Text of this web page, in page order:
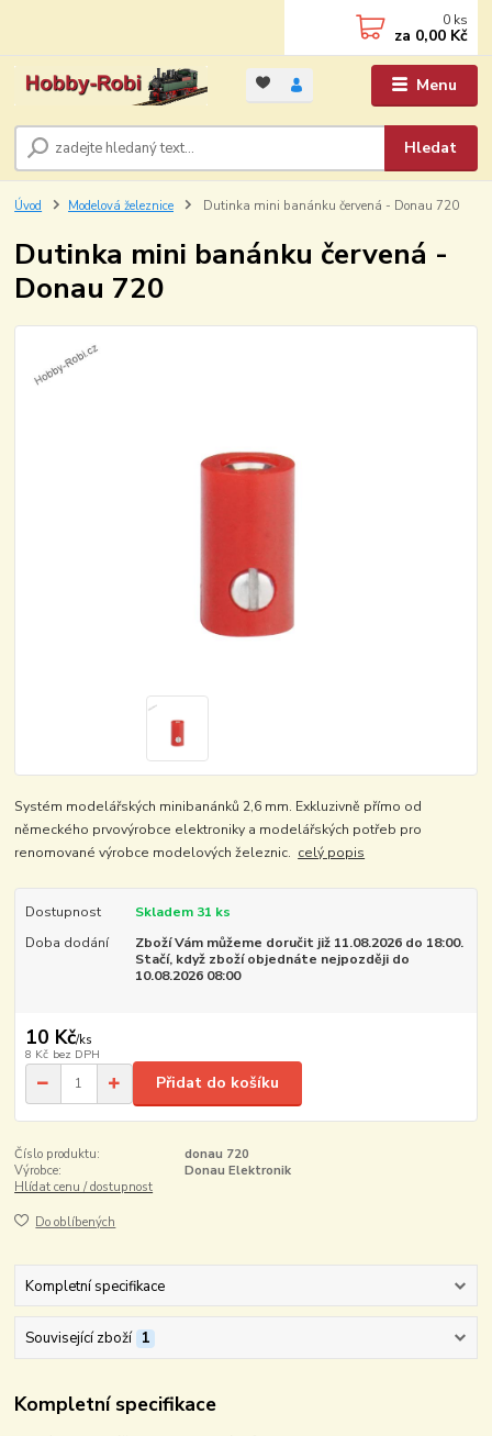
Menu
Hledat
0 ks
za 0,00 Kč
Úvod Modelová železnice Dutinka mini banánku červená - Donau 720
Dutinka mini banánku červená -
Donau 720
Systém modelářských minibanánků 2,6 mm. Exkluzivně přímo od
německého prvovýrobce elektroniky a modelářských potřeb pro
renomované výrobce modelových železnic. celý popis
Dostupnost
Skladem 31 ks
Doba dodání
Zboží Vám můžeme doručit již 11.08.2026 do 18:00.
Stačí, když zboží objednáte nejpozději do
10.08.2026 08:00
10 Kč/ks
8 Kč bez DPH
Přidat do košíku
Číslo produktu:
donau 720
Výrobce:
Donau Elektronik
Hlídat cenu / dostupnost
Do oblíbených
Kompletní specifikace
Související zboží 1
Kompletní specifikace